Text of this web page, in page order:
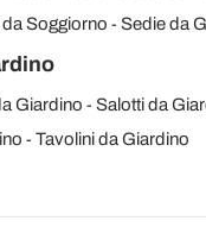
Soggiorno
Sedie da
Giardino
Salotti da
Tavolini da Giardino